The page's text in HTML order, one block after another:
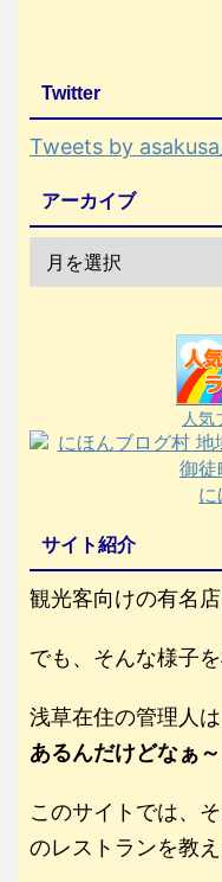
Twitter
Tweets by
アーカイブ
人気
サイト紹介
観光客向けの有名
でも、そんな様子
浅草在住の管理人は
あるんだけどなぁ～
このサイトでは、
のレストランを教